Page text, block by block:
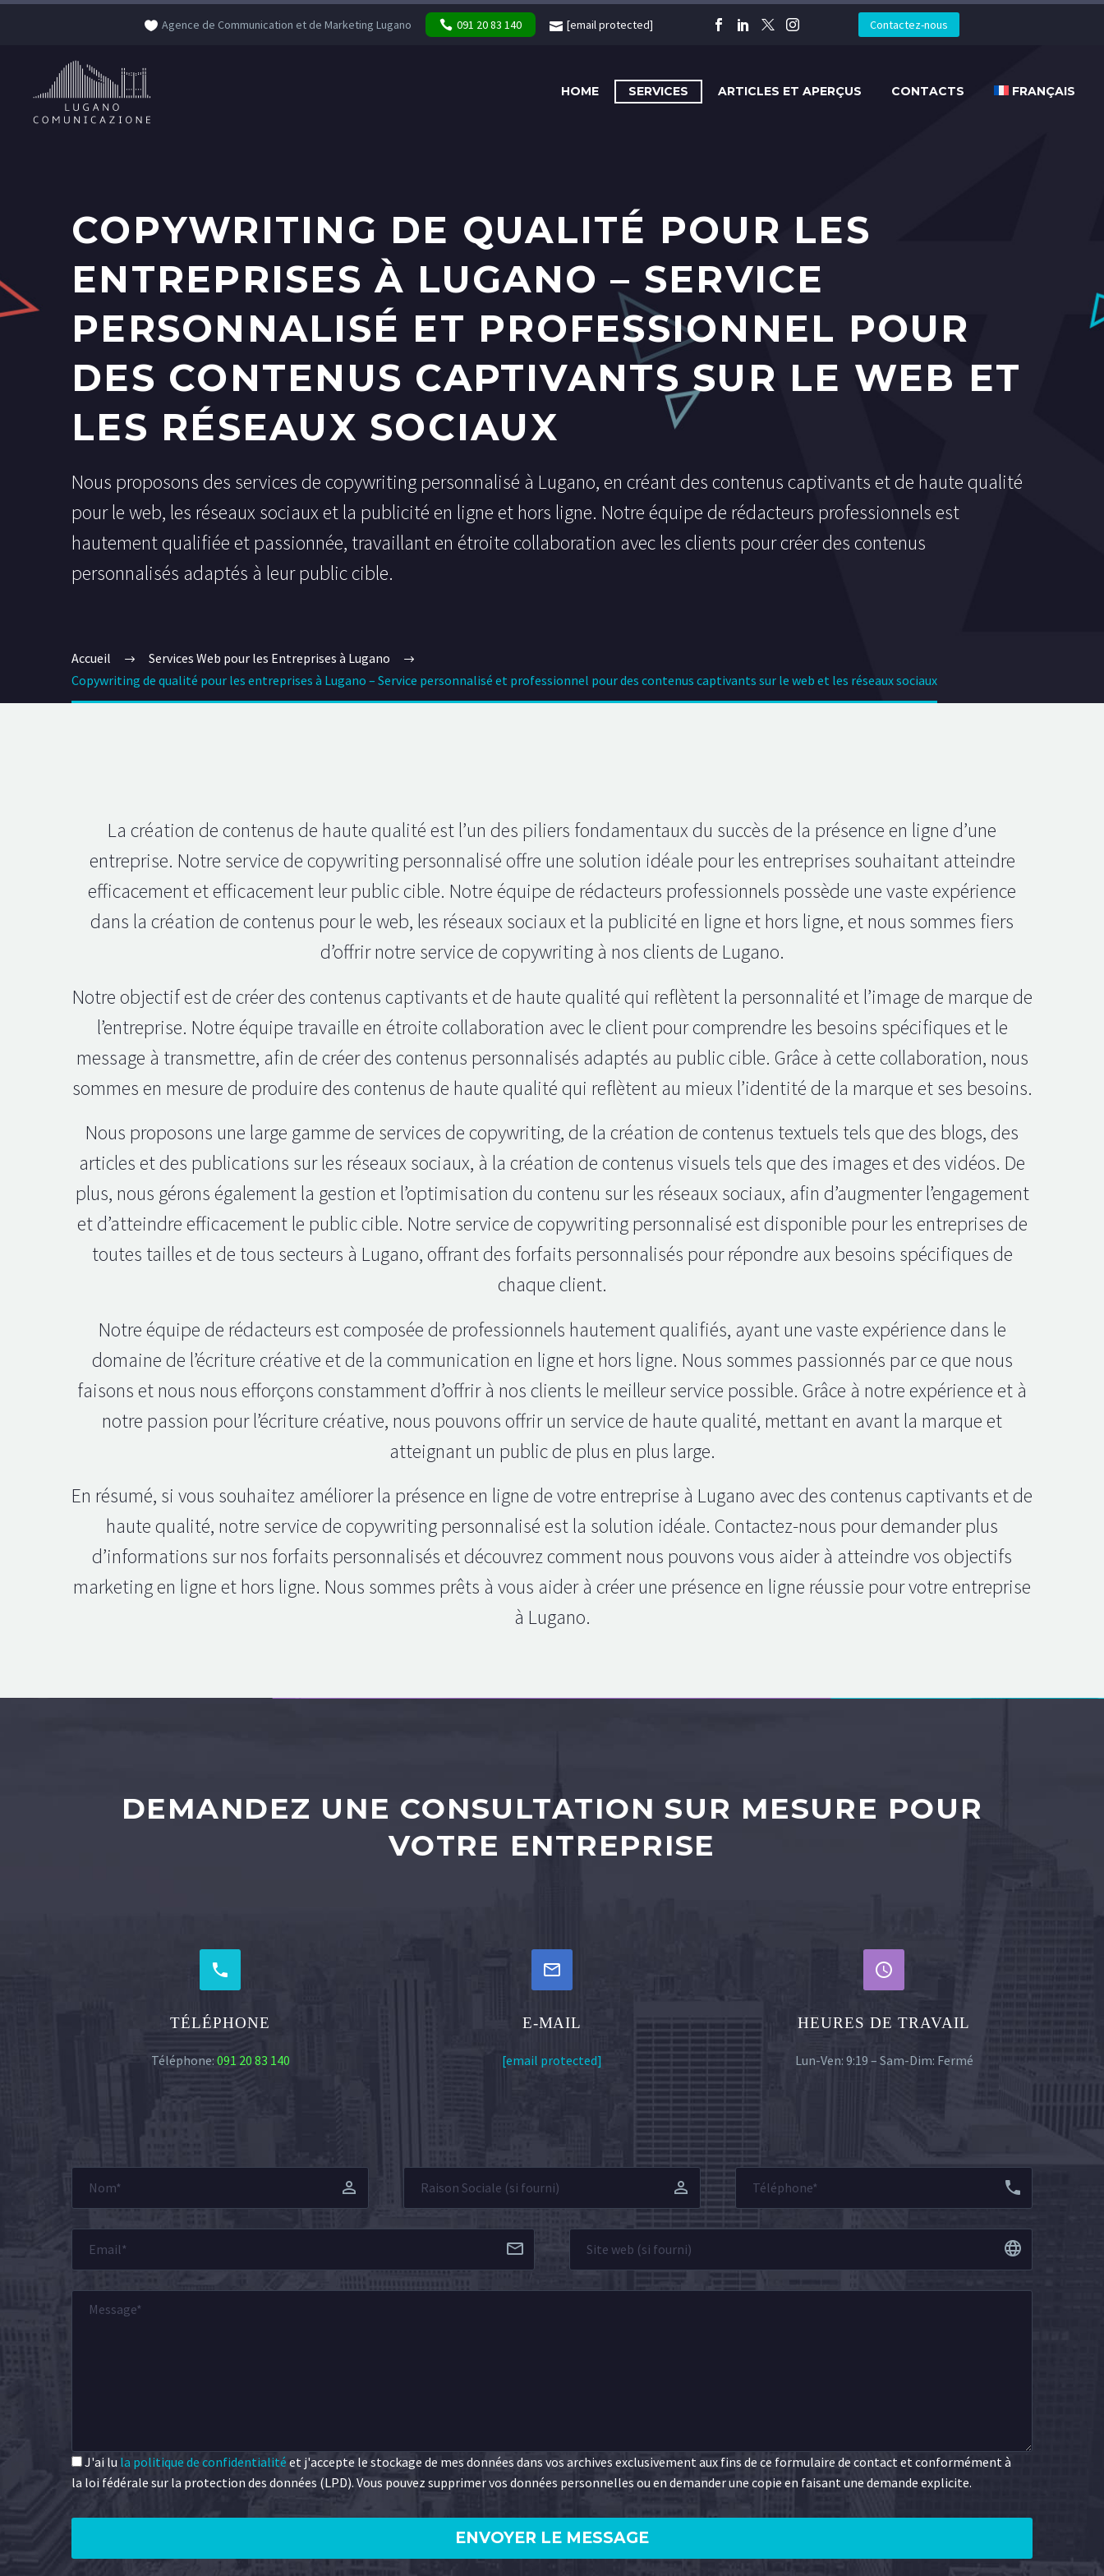
Agence de Communication et de Marketing Lugano 091 20 83 140 [email protected] Contactez-nous
HOME SERVICES ARTICLES ET APERÇUS CONTACTS FRANÇAIS
COPYWRITING DE QUALITÉ POUR LES
ENTREPRISES À LUGANO – SERVICE
PERSONNALISÉ ET PROFESSIONNEL POUR
DES CONTENUS CAPTIVANTS SUR LE WEB ET
LES RÉSEAUX SOCIAUX
Nous proposons des services de copywriting personnalisé à Lugano, en créant des contenus captivants et de haute qualité
pour le web, les réseaux sociaux et la publicité en ligne et hors ligne. Notre équipe de rédacteurs professionnels est
hautement qualifiée et passionnée, travaillant en étroite collaboration avec les clients pour créer des contenus
personnalisés adaptés à leur public cible.
Accueil
Services Web pour les Entreprises à Lugano
Copywriting de qualité pour les entreprises à Lugano – Service personnalisé et professionnel pour des contenus captivants sur le web et les réseaux sociaux
La création de contenus de haute qualité est l’un des piliers fondamentaux du succès de la présence en ligne d’une
entreprise. Notre service de copywriting personnalisé offre une solution idéale pour les entreprises souhaitant atteindre
efficacement et efficacement leur public cible. Notre équipe de rédacteurs professionnels possède une vaste expérience
dans la création de contenus pour le web, les réseaux sociaux et la publicité en ligne et hors ligne, et nous sommes fiers
d’offrir notre service de copywriting à nos clients de Lugano.
Notre objectif est de créer des contenus captivants et de haute qualité qui reflètent la personnalité et l’image de marque de
l’entreprise. Notre équipe travaille en étroite collaboration avec le client pour comprendre les besoins spécifiques et le
message à transmettre, afin de créer des contenus personnalisés adaptés au public cible. Grâce à cette collaboration, nous
sommes en mesure de produire des contenus de haute qualité qui reflètent au mieux l’identité de la marque et ses besoins.
Nous proposons une large gamme de services de copywriting, de la création de contenus textuels tels que des blogs, des
articles et des publications sur les réseaux sociaux, à la création de contenus visuels tels que des images et des vidéos. De
plus, nous gérons également la gestion et l’optimisation du contenu sur les réseaux sociaux, afin d’augmenter l’engagement
et d’atteindre efficacement le public cible. Notre service de copywriting personnalisé est disponible pour les entreprises de
toutes tailles et de tous secteurs à Lugano, offrant des forfaits personnalisés pour répondre aux besoins spécifiques de
chaque client.
Notre équipe de rédacteurs est composée de professionnels hautement qualifiés, ayant une vaste expérience dans le
domaine de l’écriture créative et de la communication en ligne et hors ligne. Nous sommes passionnés par ce que nous
faisons et nous nous efforçons constamment d’offrir à nos clients le meilleur service possible. Grâce à notre expérience et à
notre passion pour l’écriture créative, nous pouvons offrir un service de haute qualité, mettant en avant la marque et
atteignant un public de plus en plus large.
En résumé, si vous souhaitez améliorer la présence en ligne de votre entreprise à Lugano avec des contenus captivants et de
haute qualité, notre service de copywriting personnalisé est la solution idéale. Contactez-nous pour demander plus
d’informations sur nos forfaits personnalisés et découvrez comment nous pouvons vous aider à atteindre vos objectifs
marketing en ligne et hors ligne. Nous sommes prêts à vous aider à créer une présence en ligne réussie pour votre entreprise
à Lugano.
DEMANDEZ UNE CONSULTATION SUR MESURE POUR
VOTRE ENTREPRISE


TÉLÉPHONE
Téléphone: 091 20 83 140


E-MAIL
[email protected]


HEURES DE TRAVAIL
Lun-Ven: 9:19 – Sam-Dim: Fermé
J'ai lu la politique de confidentialité et j'accepte le stockage de mes données dans vos archives exclusivement aux fins de ce formulaire de contact et conformément à
la loi fédérale sur la protection des données (LPD). Vous pouvez supprimer vos données personnelles ou en demander une copie en faisant une demande explicite.